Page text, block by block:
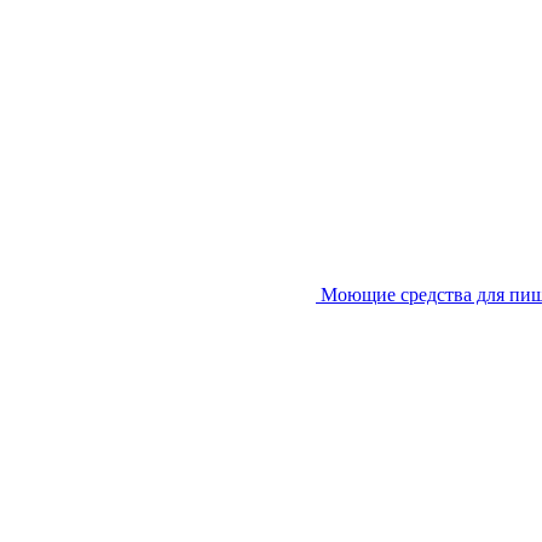
Моющие средства для